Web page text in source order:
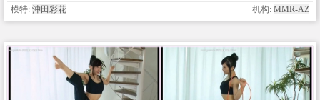
模特: 沖田彩花 机构: MMR-AZ